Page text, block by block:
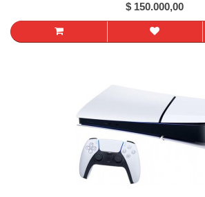
$ 150.000,00